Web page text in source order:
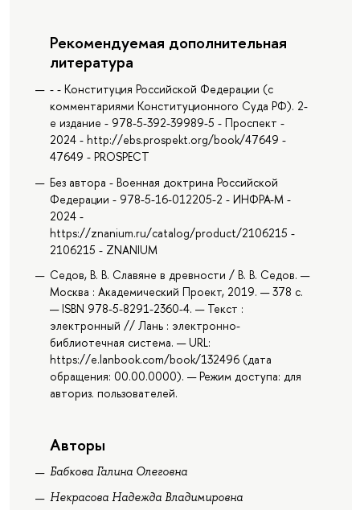
Рекомендуемая дополнительная
литература
- - Конституция Российской Федерации (c
комментариями Конституционного Суда РФ). 2-
е издание - 978-5-392-39989-5 - Проспект -
2024 - http://ebs.prospekt.org/book/47649 -
47649 - PROSPECT
Без автора - Военная доктрина Российской
Федерации - 978-5-16-012205-2 - ИНФРА-М -
2024 -
https://znanium.ru/catalog/product/2106215 -
2106215 - ZNANIUM
Седов, В. В. Славяне в древности / В. В. Седов. —
Москва : Академический Проект, 2019. — 378 с.
— ISBN 978-5-8291-2360-4. — Текст :
электронный // Лань : электронно-
библиотечная система. — URL:
https://e.lanbook.com/book/132496 (дата
обращения: 00.00.0000). — Режим доступа: для
авториз. пользователей.
Авторы
Бабкова Галина Олеговна
Некрасова Надежда Владимировна